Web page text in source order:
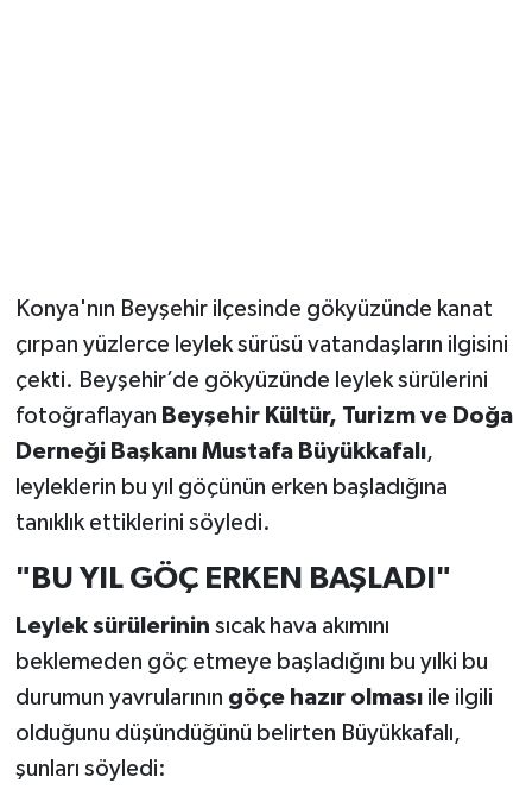
Konya'nın Beyşehir ilçesinde gökyüzünde kanat
çırpan yüzlerce leylek sürüsü vatandaşların ilgisini
çekti. Beyşehir’de gökyüzünde leylek sürülerini
fotoğraflayan Beyşehir Kültür, Turizm ve Doğa
Derneği Başkanı Mustafa Büyükkafalı,
leyleklerin bu yıl göçünün erken başladığına
tanıklık ettiklerini söyledi.
"BU YIL GÖÇ ERKEN BAŞLADI"
Leylek sürülerinin sıcak hava akımını
beklemeden göç etmeye başladığını bu yılki bu
durumun yavrularının göçe hazır olması ile ilgili
olduğunu düşündüğünü belirten Büyükkafalı,
şunları söyledi: